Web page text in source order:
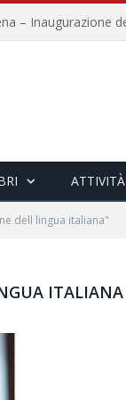
ATTIVITÀ
dell lingua italiana"
ITALIANA